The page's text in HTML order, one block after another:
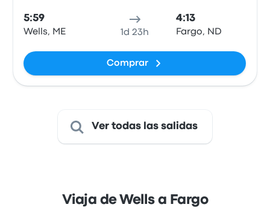
5:59
Wells, ME 1d 23h
4:13
Fargo, ND
Comprar
Ver todas las salidas
Viaja de Wells a Fargo